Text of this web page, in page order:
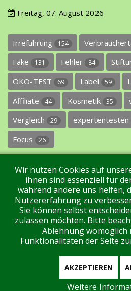
Freitag, 07. August 2026
Irreführung 154
Fake 131 Fehler 84
ÖKO-TEST 69 Label 59
Affiliate 44 Kosmetik 35
Vergleich 29 expertentesten
Focus 26
Impressum Datenschutz
Tags Unterstützen Sie uns!
Aktuell sind 344 Gäste und
Wir nutzen Cookies auf
ihnen sind essenziell für
während andere uns helfen,
Nutzererfahrung zu
Sie können selbst
zulassen möchten. Bitte
Ablehnung womöglich
Funktionalitäten der Seite
AKZEPTIEREN
Weitere